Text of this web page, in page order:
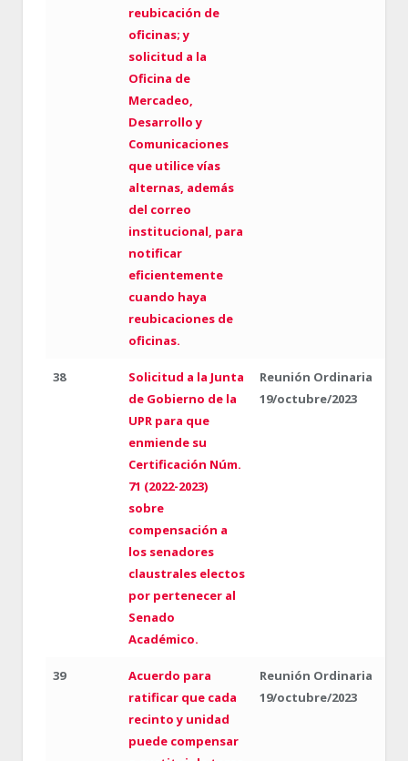
reubicación de
oficinas; y
solicitud a la
Oficina de
Mercadeo,
Desarrollo y
Comunicaciones
que utilice vías
alternas, además
del correo
institucional, para
notificar
eficientemente
cuando haya
reubicaciones de
oficinas.
38
Solicitud a la Junta
de Gobierno de la
UPR para que
enmiende su
Certificación Núm.
71 (2022-2023)
sobre
compensación a
los senadores
claustrales electos
por pertenecer al
Senado
Académico.
Reunión Ordinaria
19/octubre/2023
39
Acuerdo para
ratificar que cada
recinto y unidad
puede compensar
Reunión Ordinaria
19/octubre/2023